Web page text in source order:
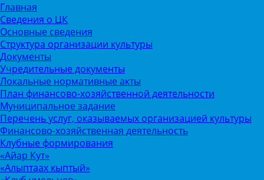
Главная
Сведения о ЦК
Основные сведения
Структура организации культуры
Документы
Учредительные документы
Локальные нормативные акты
План финансово-хозяйственной деятельности
Муниципальное задание
Перечень услуг, оказываемых организацией культуры
Финансово-хозяйственная деятельность
Клубные формирования
«Айар Кут»
«Алыптаах кыптый»